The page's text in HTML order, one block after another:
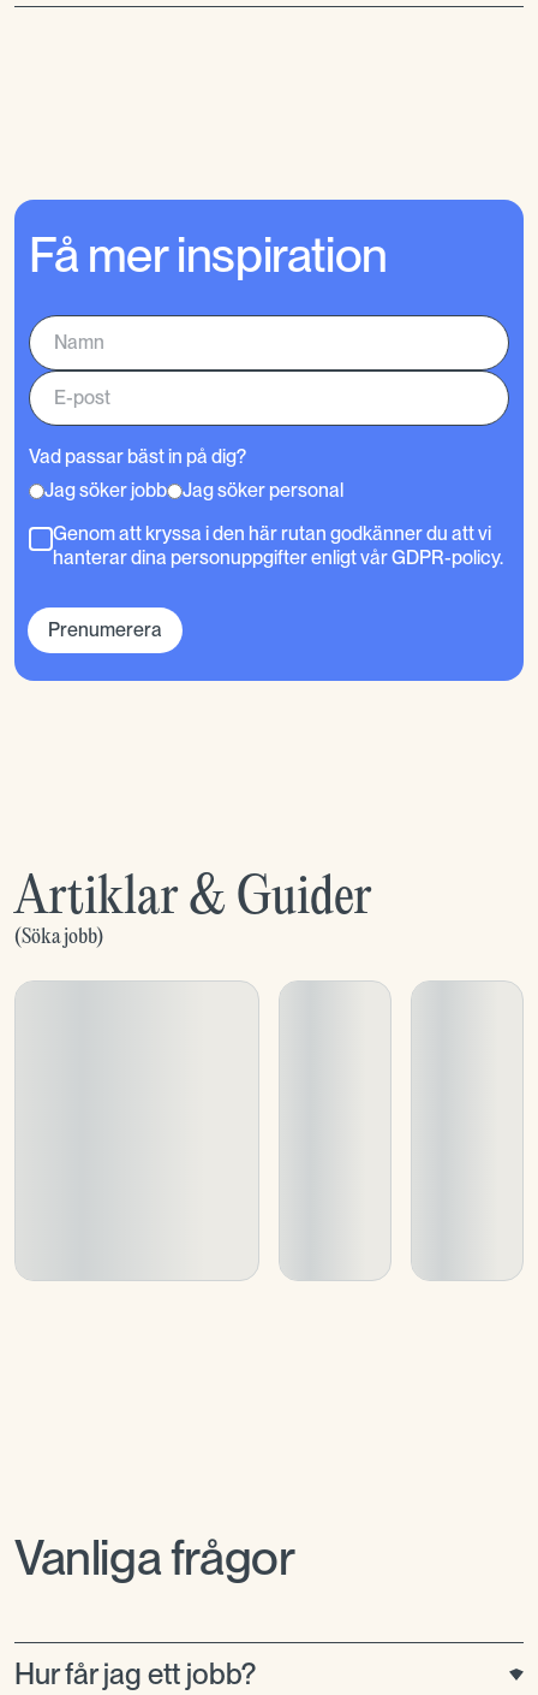
Få mer inspiration
Vad passar bäst in på dig?
Jag söker jobb
Jag söker personal
Genom att kryssa i den här rutan godkänner du att vi
hanterar dina personuppgifter enligt vår GDPR-policy.
Prenumerera
Artiklar & Guider
(Söka jobb)
Vanliga frågor
Hur får jag ett jobb?